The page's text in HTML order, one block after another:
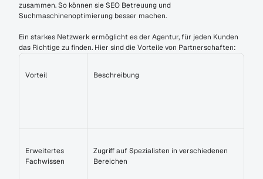
zusammen. So können sie SEO Betreuung und
Suchmaschinenoptimierung besser machen.
Ein starkes Netzwerk ermöglicht es der Agentur, für jeden Kunden
das Richtige zu finden. Hier sind die Vorteile von Partnerschaften:
Vorteil Beschreibung
Erweitertes
Fachwissen
Zugriff auf Spezialisten in verschiedenen
Bereichen